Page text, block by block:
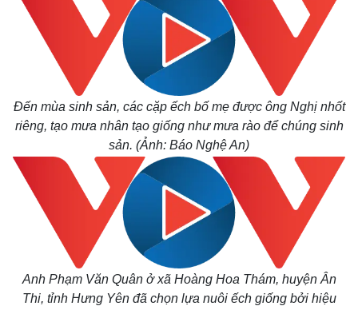
Thế giới
Quan sát
Cuộc sống đó đây
Multimedia
Video
E-Magazine
Infographic
Đến mùa sinh sản, các cặp ếch bố mẹ được ông Nghị nhốt
riêng, tạo mưa nhân tạo giống như mưa rào để chúng sinh
sản. (Ảnh: Báo Nghệ An)
Anh Phạm Văn Quân ở xã Hoàng Hoa Thám, huyện Ân
Thi, tỉnh Hưng Yên đã chọn lựa nuôi ếch giống bởi hiệu